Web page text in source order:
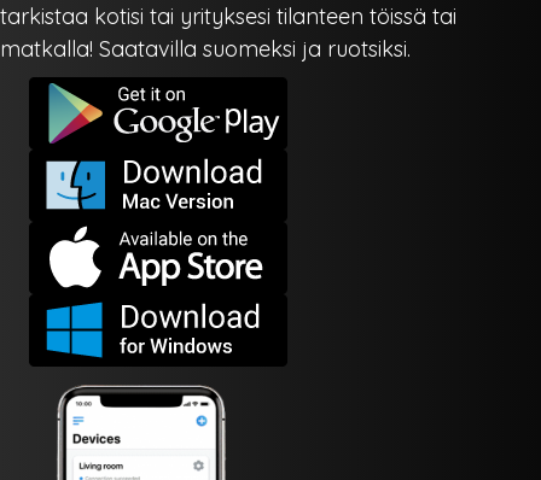
tarkistaa kotisi tai yrityksesi tilanteen töissä tai
matkalla! Saatavilla suomeksi ja ruotsiksi.